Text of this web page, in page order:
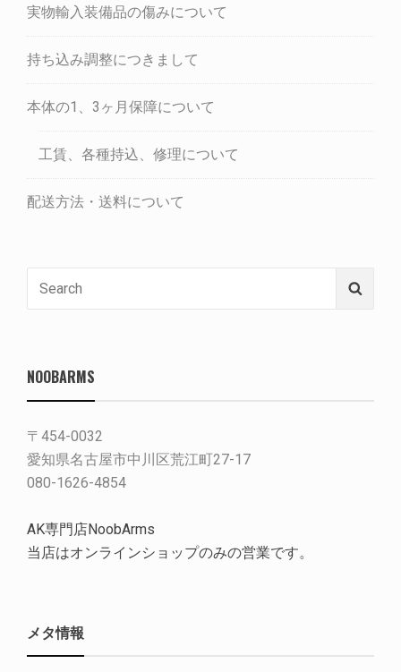
実物輸入装備品の傷みについて
持ち込み調整につきまして
本体の1、3ヶ月保障について
工賃、各種持込、修理について
配送方法・送料について
NOOBARMS
〒454-0032
愛知県名古屋市中川区荒江町27-17
080-1626-4854
AK専門店NoobArms
当店はオンラインショップのみの営業です。
メタ情報